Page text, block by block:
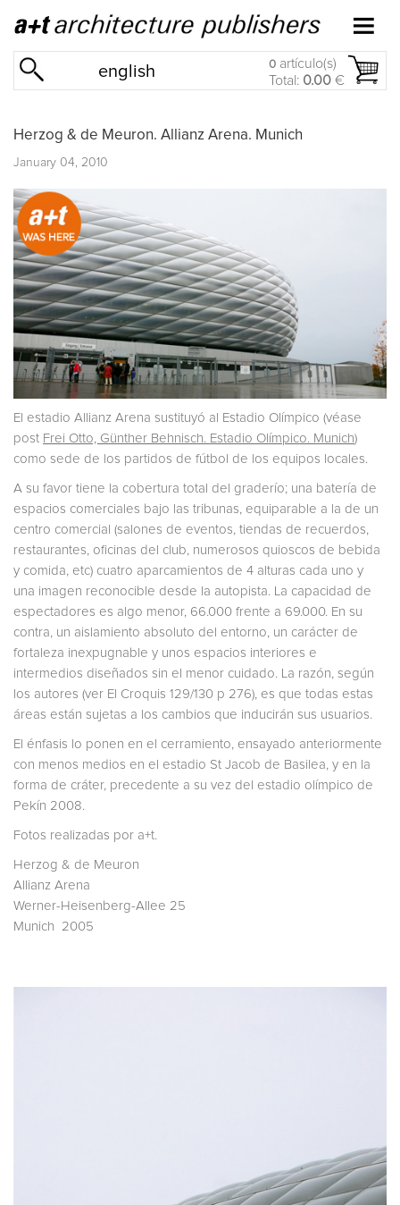
english 0 artículo(s)
Total: 0.00 €
Herzog & de Meuron. Allianz Arena. Munich
January 04, 2010
El estadio Allianz Arena sustituyó al Estadio Olímpico (véase
post Frei Otto, Günther Behnisch. Estadio Olímpico. Munich)
como sede de los partidos de fútbol de los equipos locales.
A su favor tiene la cobertura total del graderío; una batería de
espacios comerciales bajo las tribunas, equiparable a la de un
centro comercial (salones de eventos, tiendas de recuerdos,
restaurantes, oficinas del club, numerosos quioscos de bebida
y comida, etc) cuatro aparcamientos de 4 alturas cada uno y
una imagen reconocible desde la autopista. La capacidad de
espectadores es algo menor, 66.000 frente a 69.000. En su
contra, un aislamiento absoluto del entorno, un carácter de
fortaleza inexpugnable y unos espacios interiores e
intermedios diseñados sin el menor cuidado. La razón, según
los autores (ver El Croquis 129/130 p 276), es que todas estas
áreas están sujetas a los cambios que inducirán sus usuarios.
El énfasis lo ponen en el cerramiento, ensayado anteriormente
con menos medios en el estadio St Jacob de Basilea, y en la
forma de cráter, precedente a su vez del estadio olímpico de
Pekín 2008.
Fotos realizadas por a+t.
Herzog & de Meuron
Allianz Arena
Werner-Heisenberg-Allee 25
Munich 2005